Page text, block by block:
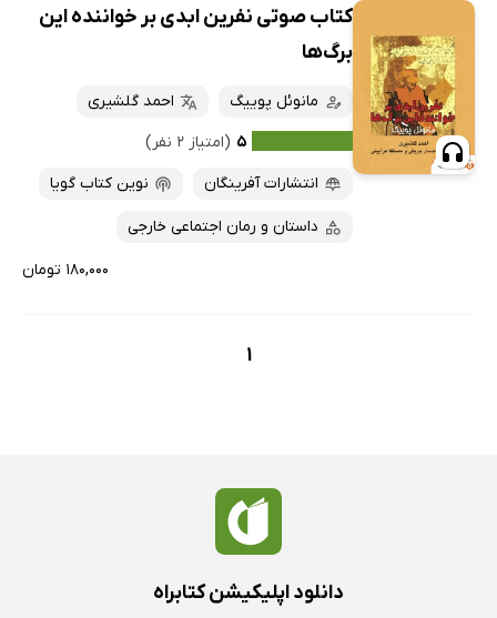
کتاب صوتی نفرین ابدی بر خواننده این
برگ‌ها
مانوئل پوییگ
احمد گلشیری
۵ (امتیاز ۲ نفر)
انتشارات آفرینگان
نوین کتاب گویا
داستان و رمان اجتماعی خارجی
۱۸۰,۰۰۰ تومان
1
دانلود اپلیکیشن کتابراه